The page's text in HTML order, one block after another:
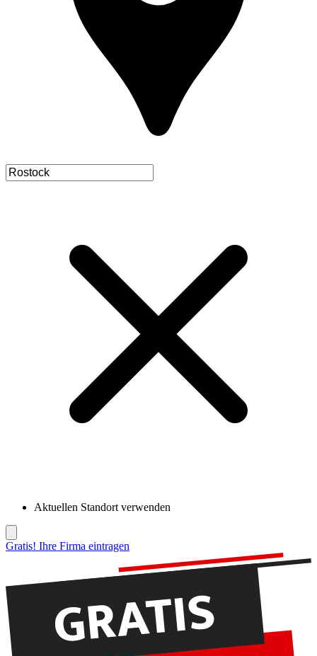
Aktuellen Standort verwenden
Gratis! Ihre Firma eintragen